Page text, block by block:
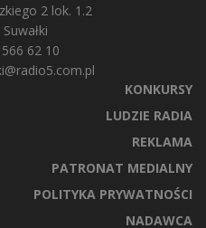
2 lok. 1.2
62 10
KONKURSY
LUDZIE RADIA
REKLAMA
PATRONAT MEDIALNY
POLITYKA PRYWATNOŚCI
NADAWCA